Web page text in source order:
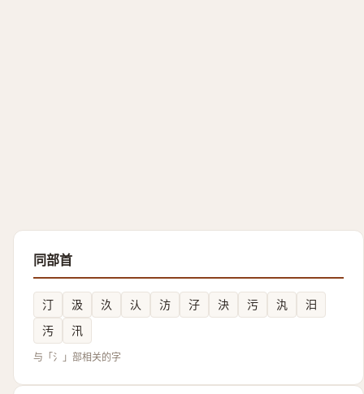
同部首
汀 汲 汣 汄 汸 汓 決 污 汍
汩
汚
汛
与「氵」部相关的字